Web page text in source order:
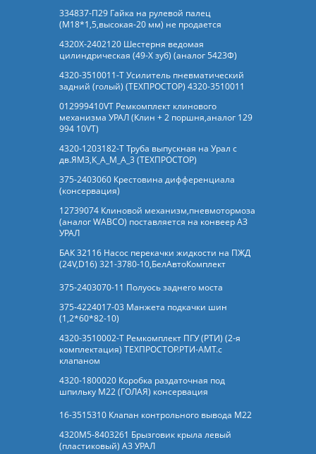
334837-П29 Гайка на рулевой палец
(М18*1,5,высокая-20 мм) не продается
4320Х-2402120 Шестерня ведомая
цилиндрическая (49-Х зуб) (аналог 5423Ф)
4320-3510011-Т Усилитель пневматический
задний (голый) (ТЕХПРОСТОР) 4320-3510011
012999410VT Ремкомплект клинового
механизма УРАЛ (Клин + 2 поршня,аналог 129
994 10VT)
4320-1203182-Т Труба выпускная на Урал с
дв.ЯМЗ,К_А_М_А_3 (ТЕХПРОСТОР)
375-2403060 Крестовина дифференциала
(консервация)
12739074 Клиновой механизм,пневмотормоза
(аналог WABCO) поставляется на конвеер АЗ
УРАЛ
БАК 32116 Насос перекачки жидкости на ПЖД
(24V,D16) 321-3780-10,БелАвтоКомплект
375-2403070-11 Полуось заднего моста
375-4224017-03 Манжета подкачки шин
(1,2*60*82-10)
4320-3510002-Т Ремкомплект ПГУ (РТИ) (2-я
комплектация) ТЕХПРОСТОР.РТИ-АМТ.c
клапаном
4320-1800020 Коробка раздаточная под
шпильку М22 (ГОЛАЯ) консервация
16-3515310 Клапан контрольного вывода М22
4320М5-8403261 Брызговик крыла левый
(пластиковый) АЗ УРАЛ